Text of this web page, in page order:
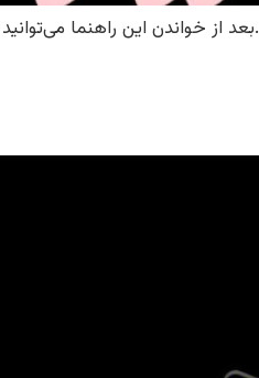
از خواندن این راهنما